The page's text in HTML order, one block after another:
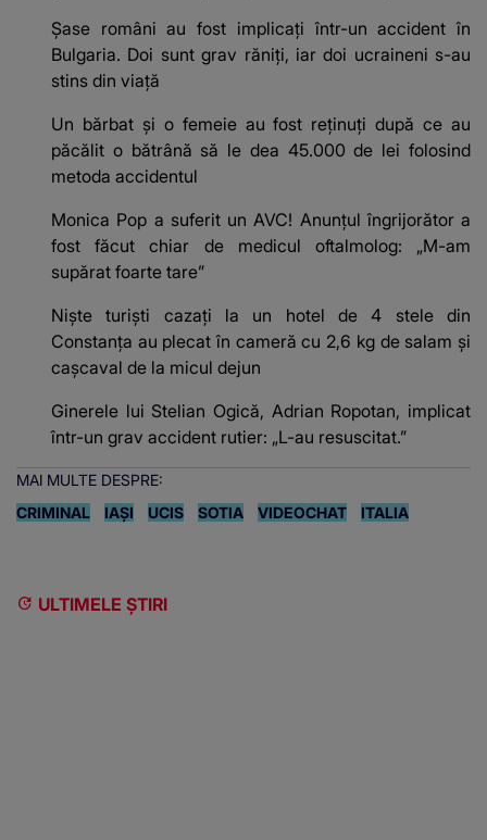
Șase români au fost implicați într-un accident în
Bulgaria. Doi sunt grav răniți, iar doi ucraineni s-au
stins din viață
Un bărbat și o femeie au fost reținuți după ce au
păcălit o bătrână să le dea 45.000 de lei folosind
metoda accidentul
Monica Pop a suferit un AVC! Anunțul îngrijorător a
fost făcut chiar de medicul oftalmolog: „M-am
supărat foarte tare”
Niște turiști cazați la un hotel de 4 stele din
Constanța au plecat în cameră cu 2,6 kg de salam și
cașcaval de la micul dejun
Ginerele lui Stelian Ogică, Adrian Ropotan, implicat
într-un grav accident rutier: „L-au resuscitat.”
MAI MULTE DESPRE:
CRIMINAL
IAȘI UCIS SOTIA VIDEOCHAT ITALIA
ULTIMELE ȘTIRI